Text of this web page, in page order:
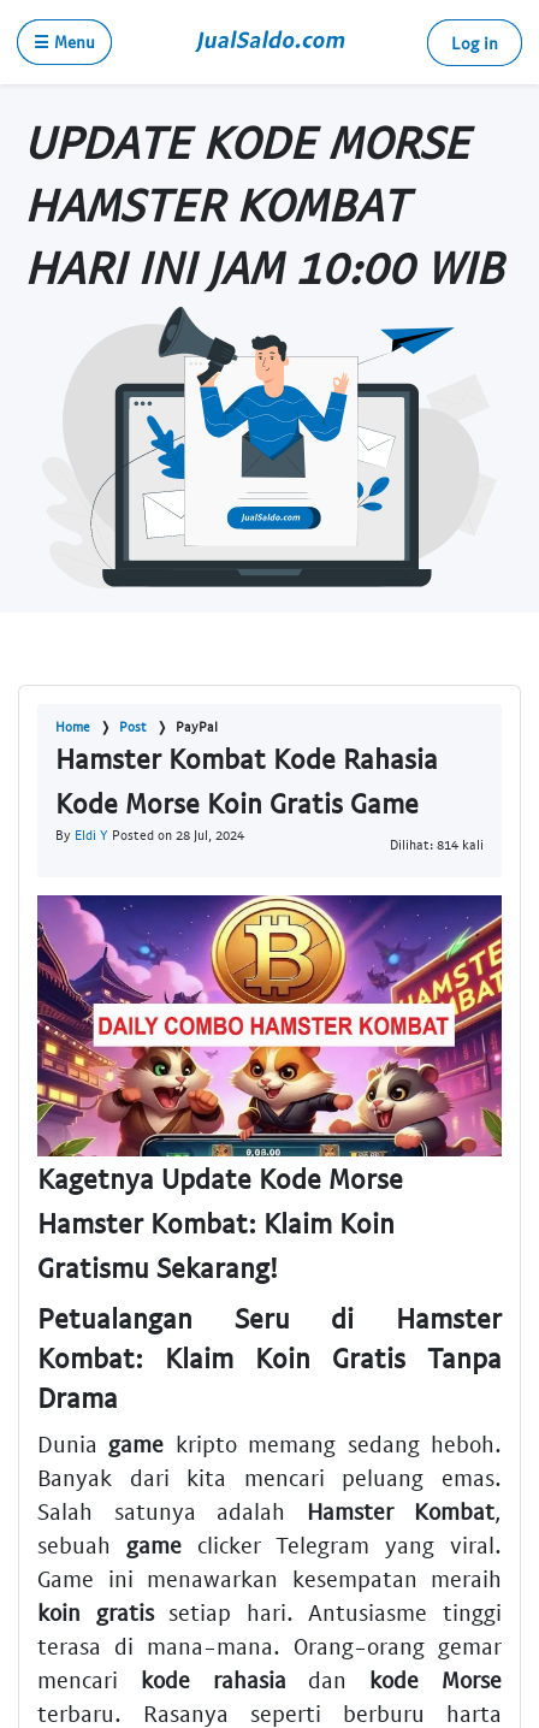
☰ Menu Log in
UPDATE KODE MORSE
HAMSTER KOMBAT
HARI INI JAM 10:00 WIB
Home Post PayPal
Hamster Kombat Kode Rahasia
Kode Morse Koin Gratis Game
By Eldi Y Posted on 28 Jul, 2024
Dilihat: 814 kali
Kagetnya Update Kode Morse
Hamster Kombat: Klaim Koin
Gratismu Sekarang!
Petualangan Seru di Hamster
Kombat: Klaim Koin Gratis Tanpa
Drama
Dunia game kripto memang sedang heboh.
Banyak dari kita mencari peluang emas.
Salah satunya adalah
Hamster Kombat,
sebuah gameclicker Telegram yang viral.
Game ini menawarkan kesempatan meraih
koin gratissetiap hari. Antusiasme tinggi
terasa di mana-mana. Orang-orang gemar
mencari kode rahasia dan kode Morse
terbaru. Rasanya seperti berburu harta